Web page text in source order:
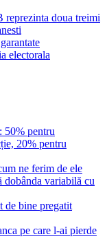
reprezinta doua treimi
electorala
50% pentru
20% pentru
ne ferim de ele
dobânda variabilă cu
de bine pregatit
pe care l-ai pierde